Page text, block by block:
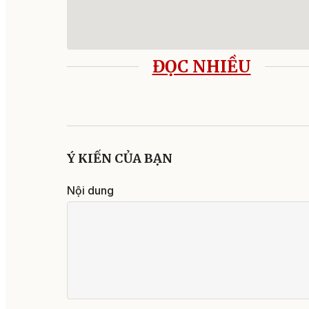
ĐỌC NHIỀU
Ý KIẾN CỦA BẠN
Nội dung